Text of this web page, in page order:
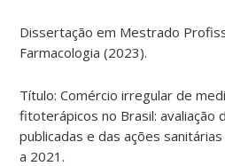
Dissertação em Mestrado
Farmacologia (2023).
Título: Comércio irregular de
fitoterápicos no Brasil: avaliação
publicadas e das ações
a 2021.